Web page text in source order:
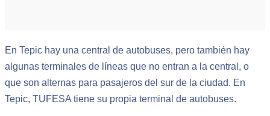
En Tepic hay una central de autobuses, pero también hay
algunas terminales de líneas que no entran a la central, o
que son alternas para pasajeros del sur de la ciudad. En
Tepic, TUFESA tiene su propia terminal de autobuses.